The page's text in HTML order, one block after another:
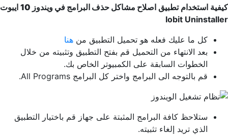
كيفية استخدام تطبيق اصلاح مشاكل حذف البرامج في ويندوز 10
ايبوت
Iobit Uninstaller
كل ما عليك فعله هو تحميل التطبيق من هنا
بعد الانتهاء من التحميل قم بفتح التطبيق وتثبيته من خلال
الخطوات السابقة على الكمبيوتر الخاص بك.
قم بالتوجه الى البرامج واختر كل البرامج All Programs.
ستلاحظ كافة البرامج المثبتة على جهاز قم باختيار التطبيق
الذي تريد إلغاء تثبيته.